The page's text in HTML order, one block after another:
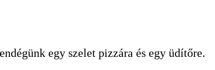
egy szelet pizzára és egy üdítőre.